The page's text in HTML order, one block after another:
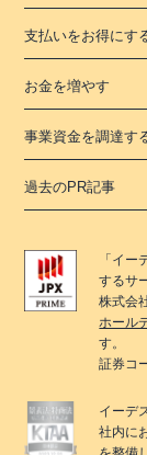
支払いをお得にす
お金を増やす
事業資金を調達す
過去のPR記事
「 イー
するサ
株式会
ホール
す。
証券コ
イーデ
社内に